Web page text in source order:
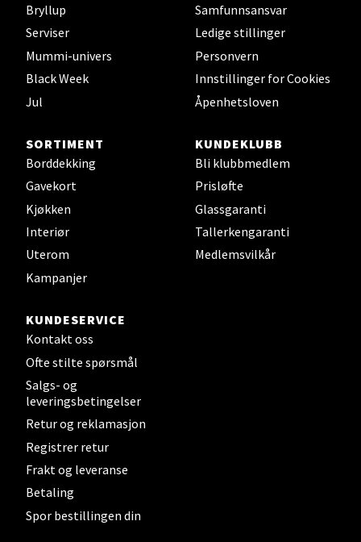
Bryllup
Serviser
Mummi-univers
Black Week
Jul
Samfunnsansvar
Ledige stillinger
Personvern
Innstillinger for Cookies
Åpenhetsloven
SORTIMENT
Borddekking
Gavekort
Kjøkken
Interiør
Uterom
Kampanjer
KUNDEKLUBB
Bli klubbmedlem
Prisløfte
Glassgaranti
Tallerkengaranti
Medlemsvilkår
KUNDESERVICE
Kontakt oss
Ofte stilte spørsmål
Salgs- og
leveringsbetingelser
Retur og reklamasjon
Registrer retur
Frakt og leveranse
Betaling
Spor bestillingen din
Bergen - Horisont
Myrdalsvegen 2, 5130 Nyborg
Åpent i dag 10-21
Velg
Sandefjord - Hvaltorvet
Torget 7, 3210 Sandefjord
Åpent i dag 10-20
Tromsø - Jekta Storsenter
Karlsøyveien 12, 9015 Tromsø
Åpent i dag 10-21